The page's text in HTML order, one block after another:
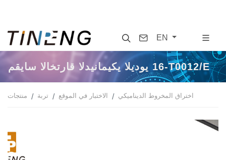
SearchContact
EN
مقياس الاختراق الديناميكي اليدوي 16-T0012/E
منتجات تربة الاختبار في الموقع اختراق المخروط الديناميكي